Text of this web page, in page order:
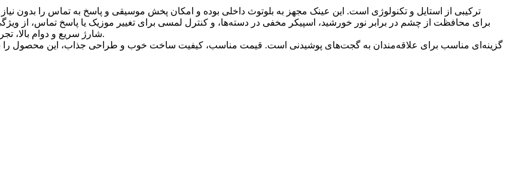
شارژ سریع و دوام بالا، تجربه‌ای راحت و مدرن برای رانندگی، ورزش و استفاده روزمره فراهم می‌کند.